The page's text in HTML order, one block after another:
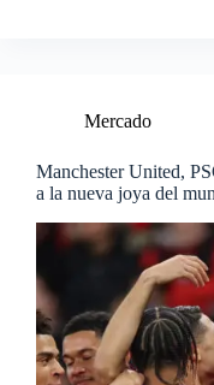
Mercado
Manchester United,
a la nueva joya del